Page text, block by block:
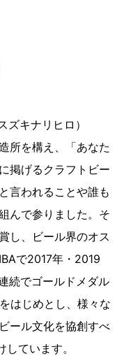
キナリヒロ）
所を構え、「あなた
掲げるクラフトビー
言われることや誰も
んで参りました。そ
し、ビール界のオス
で2017年・2019
続でゴールドメダル
はじめとし、様々な
ール文化を協創すべ
ています。